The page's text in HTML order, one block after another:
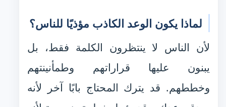
لماذا يكون الوعد الكاذب مؤذيًا للناس؟
لأن الناس لا ينتظرون الكلمة فقط، بل
يبنون عليها قراراتهم وطمأنينتهم
وخططهم. قد يترك المحتاج بابًا آخر لأنه